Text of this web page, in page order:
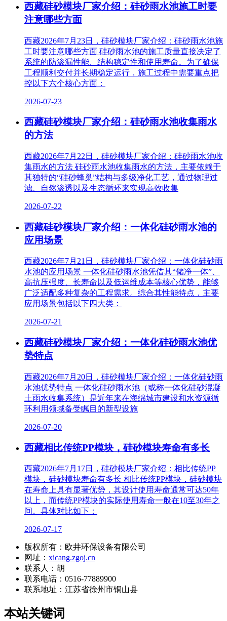
西藏硅砂模块厂家介绍：硅砂雨水池施工时要
注意哪些方面
西藏2026年7月23日，硅砂模块厂家介绍：硅砂雨水池施
工时要注意哪些方面 硅砂雨水池的施工质量直接决定了
系统的防渗漏性能、结构稳定性和使用寿命。为了确保
工程顺利交付并长期稳定运行，施工过程中需要重点把
控以下六个核心方面：
2026-07-23
西藏硅砂模块厂家介绍：硅砂雨水池收集雨水
的方法
西藏2026年7月22日，硅砂模块厂家介绍：硅砂雨水池收
集雨水的方法 硅砂雨水池收集雨水的方法，主要依赖于
其独特的“硅砂蜂巢”结构与多级净化工艺，通过物理过
滤、自然渗透以及生态循环来实现高效收集
2026-07-22
西藏硅砂模块厂家介绍：一体化硅砂雨水池的
应用场景
西藏2026年7月21日，硅砂模块厂家介绍：一体化硅砂雨
水池的应用场景 一体化硅砂雨水池凭借其“储净一体”、
高抗压强度、长寿命以及低运维成本等核心优势，能够
广泛适配多种复杂的工程需求。综合其性能特点，主要
应用场景包括以下四大类：
2026-07-21
西藏硅砂模块厂家介绍：一体化硅砂雨水池优
势特点
西藏2026年7月20日，硅砂模块厂家介绍：一体化硅砂雨
水池优势特点 一体化硅砂雨水池（或称一体化硅砂混凝
土雨水收集系统）是近年来在海绵城市建设和水资源循
环利用领域备受瞩目的新型设施
2026-07-20
西藏相比传统PP模块，硅砂模块寿命有多长
西藏2026年7月17日，硅砂模块厂家介绍：相比传统PP
模块，硅砂模块寿命有多长 相比传统PP模块，硅砂模块
在寿命上具有显著优势，其设计使用寿命通常可达50年
以上，而传统PP模块的实际使用寿命一般在10至30年之
间。具体对比如下：
2026-07-17
版权所有：欧井环保设备有限公司
网址： xicang.zgoj.cn
联系人：胡
联系电话：0516-77889900
联系地址： 江苏省徐州市铜山县
本站关键词